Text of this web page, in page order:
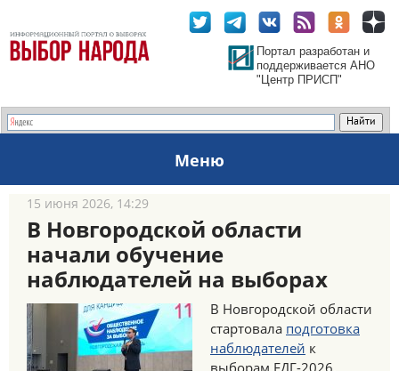
Портал разработан и
поддерживается АНО
"Центр ПРИСП"
Меню
15 июня 2026, 14:29
В Новгородской области
начали обучение
наблюдателей на выборах
В Новгородской области
стартовала подготовка
наблюдателей к
выборам ЕДГ-2026.